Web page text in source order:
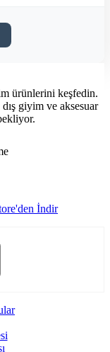
ürünlerini keşfedin.
giyim ve aksesuar